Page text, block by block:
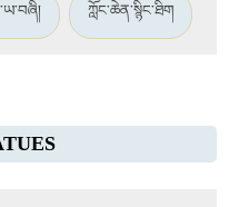
ཀློང་ཆེན་སྙིང་ཐིག